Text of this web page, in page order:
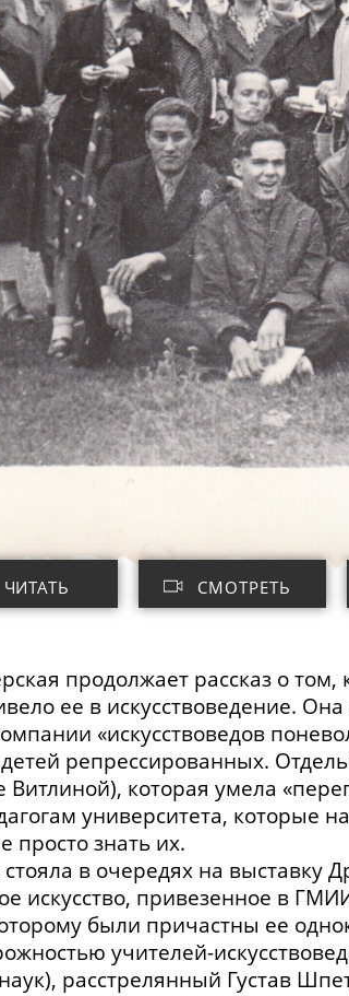
ЧИТАТЬ СМОТРЕТЬ
продолжает рассказ о
ее в искусствоведение.
«искусствоведов
репрессированных.
которая умела
университета, которые
просто знать их.
в очередях на выставку
искусство, привезенное в
были причастны ее
учителей-
расстрелянный Густав